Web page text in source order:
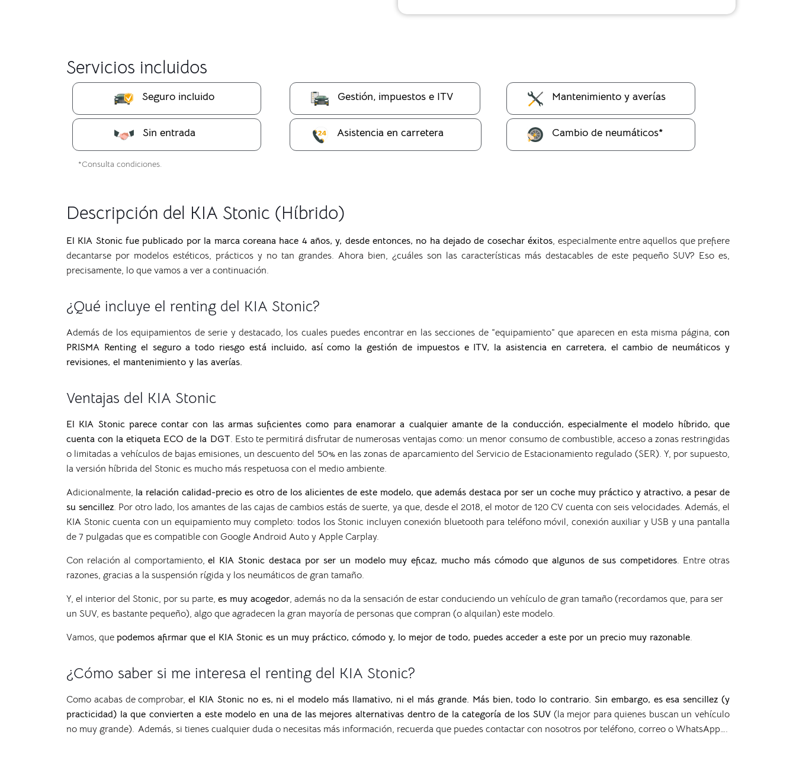
Servicios incluidos
Seguro incluido Gestión, impuestos e ITV Mantenimiento y averías
Sin entrada Asistencia en carretera Cambio de neumáticos*
*Consulta condiciones.
Descripción del KIA Stonic (Híbrido)
El KIA Stonic fue publicado por la marca coreana hace 4 años, y, desde entonces, no ha dejado de cosechar éxitos, especialmente entre aquellos que prefiere
decantarse por modelos estéticos, prácticos y no tan grandes. Ahora bien, ¿cuáles son las características más destacables de este pequeño SUV? Eso es,
precisamente, lo que vamos a ver a continuación.
¿Qué incluye el renting del KIA Stonic?
Además de los equipamientos de serie y destacado, los cuales puedes encontrar en las secciones de “equipamiento” que aparecen en esta misma página, con
PRISMA Renting el seguro a todo riesgo está incluido, así como la gestión de impuestos e ITV, la asistencia en carretera, el cambio de neumáticos y
revisiones, el mantenimiento y las averías.
Ventajas del KIA Stonic
El KIA Stonic parece contar con las armas suficientes como para enamorar a cualquier amante de la conducción, especialmente el modelo híbrido, que
cuenta con la etiqueta ECO de la DGT. Esto te permitirá disfrutar de numerosas ventajas como: un menor consumo de combustible, acceso a zonas restringidas
o limitadas a vehículos de bajas emisiones, un descuento del 50% en las zonas de aparcamiento del Servicio de Estacionamiento regulado (SER). Y, por supuesto,
la versión híbrida del Stonic es mucho más respetuosa con el medio ambiente.
Adicionalmente, la relación calidad-precio es otro de los alicientes de este modelo, que además destaca por ser un coche muy práctico y atractivo, a pesar de
su sencillez. Por otro lado, los amantes de las cajas de cambios estás de suerte, ya que, desde el 2018, el motor de 120 CV cuenta con seis velocidades. Además, el
KIA Stonic cuenta con un equipamiento muy completo: todos los Stonic incluyenconexión bluetooth para teléfono móvil, conexión auxiliar y USB y una pantalla
de 7 pulgadas que es compatible con Google Android Auto y Apple Carplay.
Con relación al comportamiento,el KIA Stonic destaca por ser un modelo muy eficaz, mucho más cómodo que algunos de sus competidores. Entre otras
razones, gracias a la suspensión rígida y los neumáticos de gran tamaño.
Y, el interior del Stonic, por su parte, es muy acogedor, además no da la sensación de estar conduciendo un vehículo de gran tamaño (recordamos que, para ser
un SUV, es bastante pequeño), algo que agradecen la gran mayoría de personas que compran (o alquilan) este modelo.
Vamos, que podemos afirmar que el KIA Stonic es un muy práctico, cómodo y, lo mejor de todo, puedes acceder a este por un precio muy razonable.
¿Cómo saber si me interesa el renting del KIA Stonic?
Como acabas de comprobar,el KIA Stonic no es, ni el modelo más llamativo, ni el más grande. Más bien, todo lo contrario. Sin embargo, es esa sencillez (y
practicidad) la que convierten a este modelo en una de las mejores alternativas dentro de la categoría de los SUV(la mejor para quienes buscan un vehículo
no muy grande). Además, si tienes cualquier duda o necesitas más información, recuerda que puedes contactar con nosotros por teléfono, correo o WhatsApp….